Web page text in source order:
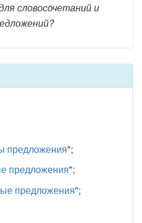
словосочетаний и
предложения";
предложения";
предложения";